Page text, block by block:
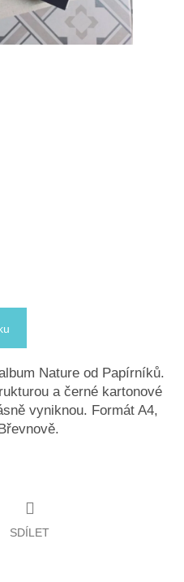
Nature od Papírníků.
a černé kartonové
vyniknou. Formát A4,
SDÍLET